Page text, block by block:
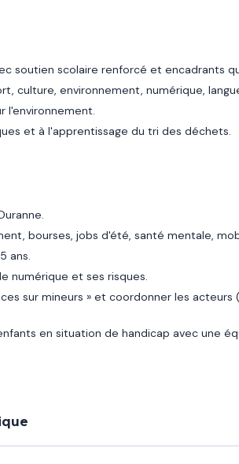
soutien scolaire renforcé et encadrants
culture, environnement, numérique,
l'environnement.
et à l'apprentissage du tri des déchets.
bourses, jobs d'été, santé mentale,
ans.
numérique et ses risques.
sur mineurs » et coordonner les acteurs
en situation de handicap avec une